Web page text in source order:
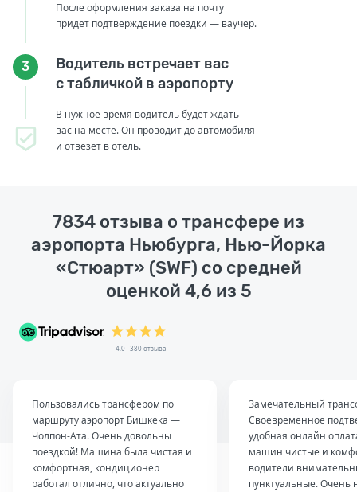
После оформления заказа на почту
придет подтверждение поездки — ваучер.
3
Водитель встречает вас
с табличкой в аэропорту
В нужное время водитель будет ждать
вас на месте. Он проводит до автомобиля
и отвезет в отель.
7834 отзыва о трансфере из
аэропорта Ньюбурга, Нью-Йорка
«Стюарт» (SWF) со средней
оценкой 4,6 из 5
4.0 · 380 отзыва
Пользовались трансфером по
маршруту аэропорт Бишкека —
Чолпон-Ата. Очень довольны
поездкой! Машина была чистая и
комфортная, кондиционер
работал отлично, что актуально
Замечательный
Своевременное
удобная онлайн
машин чистые и
водители
пунктуальные. Очень